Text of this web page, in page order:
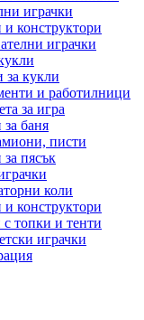
играчки
и конструктори
играчки
за кукли
и работилници
за игра
баня
писти
пясък
коли
и конструктори
с топки и тенти
играчки